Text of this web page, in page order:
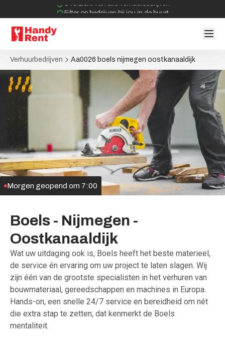
Filter op bedrijven bij jou in de buurt
Geen tussenpartijen bij verhuurovereenkomst
Verhuurbedrijven Aa0026 boels nijmegen oostkanaaldijk
Boels - Nijmegen -
Oostkanaaldijk
Wat uw uitdaging ook is, Boels heeft het beste materieel,
de service én ervaring om uw project te laten slagen. Wij
zijn één van de grootste specialisten in het verhuren van
bouwmateriaal, gereedschappen en machines in Europa.
Hands-on, een snelle 24/7 service en bereidheid om nét
die extra stap te zetten, dat kenmerkt de Boels
mentaliteit.
Morgen geopend om 7:00